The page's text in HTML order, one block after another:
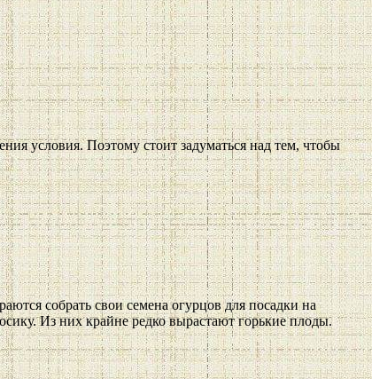
условия. Поэтому стоит задуматься над тем, чтобы
собрать свои семена огурцов для посадки на
Из них крайне редко вырастают горькие плоды.